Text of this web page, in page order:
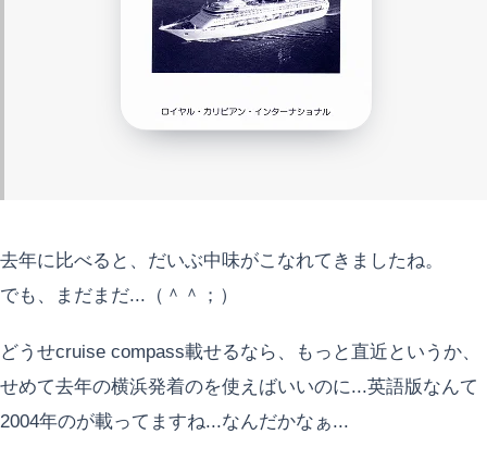
去年に比べると、だいぶ中味がこなれてきましたね。
でも、まだまだ...（＾＾；）
どうせcruise compass載せるなら、もっと直近というか、
せめて去年の横浜発着のを使えばいいのに...英語版なんて
2004年のが載ってますね...なんだかなぁ...